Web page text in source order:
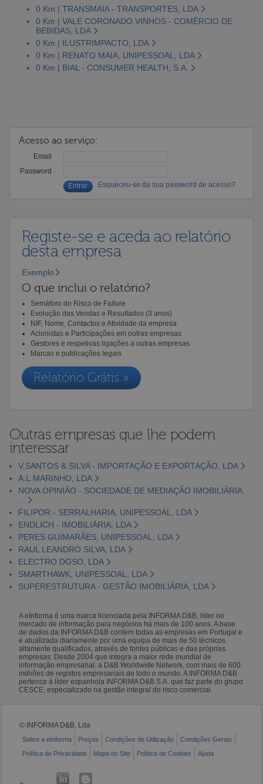
0 Km | TRANSMAIA - TRANSPORTES, LDA
0 Km | VALE CORONADO VINHOS - COMÉRCIO DE
BEBIDAS, LDA
0 Km | ILUSTRIMPACTO, LDA
0 Km | RENATO MAIA, UNIPESSOAL, LDA
0 Km | BIAL - CONSUMER HEALTH, S.A.
Acesso ao serviço:
Email
Password
Esqueceu-se da sua password de acesso?
Registe-se e aceda ao relatório
desta empresa
Exemplo
O que inclui o relatório?
Semáforo do Risco de Failure
Evolução das Vendas e Resultados (3 anos)
NIF, Nome, Contactos e Atividade da empresa
Acionistas e Participações em outras empresas
Gestores e respetivas ligações a outras empresas
Marcas e publicações legais
Relatório Grátis »
Outras empresas que lhe podem
interessar
V.SANTOS & SILVA - IMPORTAÇÃO E EXPORTAÇÃO, LDA
A.L.MARINHO, LDA
NOVA OPINIÃO - SOCIEDADE DE MEDIAÇÃO IMOBILIÁRIA,
FILIPOR - SERRALHARIA, UNIPESSOAL, LDA
ENDLICH - IMOBILIÁRIA, LDA
PERES GUIMARÃES, UNIPESSOAL, LDA
RAUL LEANDRO SILVA, LDA
ELECTRO DGSO, LDA
SMARTHAWK, UNIPESSOAL, LDA
SUPERESTRUTURA - GESTÃO IMOBILIÁRIA, LDA
A eInforma é uma marca licenciada pela INFORMA D&B, líder no
mercado de informação para negócios há mais de 100 anos. A base
de dados da INFORMA D&B contém todas as empresas em Portugal e
é atualizada diariamente por uma equipa de mais de 50 técnicos
altamente qualificados, através de fontes públicas e das próprias
empresas. Desde 2004 que integra a maior rede mundial de
informação empresarial: a D&B Worldwide Network, com mais de 600
milhões de registos empresariais de todo o mundo. A INFORMA D&B
pertence à líder espanhola INFORMA D&B S.A. que faz parte do grupo
CESCE, especializado na gestão integral do risco comercial.
© INFORMA D&B, Lda
Sobre a eInforma Preços Condições de Utilização
Condições Gerais
Política de Privacidade
Mapa do Site Política de Cookies Ajuda